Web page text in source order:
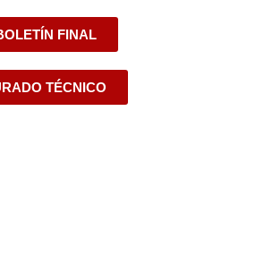
FINAL
TÉCNICO